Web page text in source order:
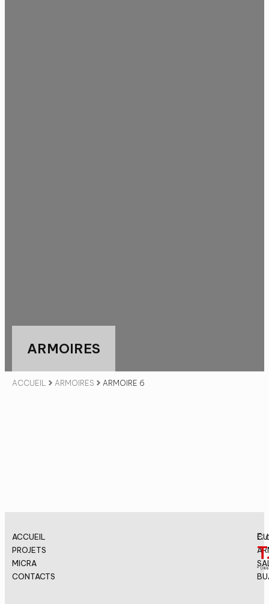
ARMOIRES
ACCUEIL ARMOIRES ARMOIRE 6
ACCUEIL
PROJETS
MICRA
CONTACTS
E.
*